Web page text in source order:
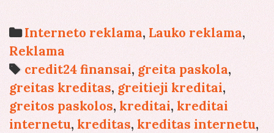
–
bet
Categories
Interneto reklama, Lauko reklama,
Reklama
Tags
credit24 finansai, greita paskola,
greitas kreditas, greitieji kreditai,
greitos paskolos,kreditai, kreditai
internetu, kreditas, kreditas internetu,